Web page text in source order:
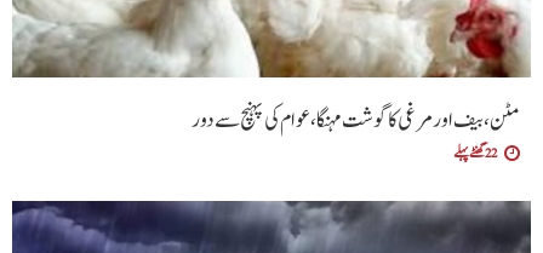
مٹن، بیف اور مرغی کا گوشت مہنگا، عوام کی پہنچ سے دور
22 گھنٹے پہلے